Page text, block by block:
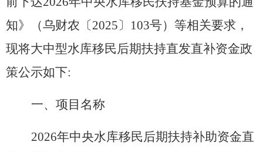
知》
（乌财农〔2025〕 103号） 等相关要求，
现将大中型水库移民后期扶持直发直补资金政
策公示如下:
一、项目名称
2026年中央水库移民后期扶持补助资金直